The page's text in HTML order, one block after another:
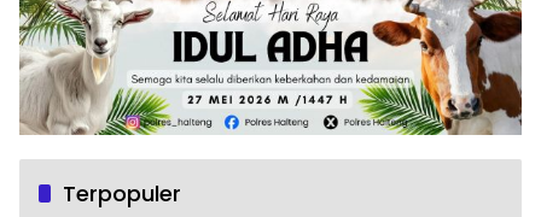
Terpopuler